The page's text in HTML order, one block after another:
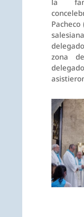
Pacheco
zona